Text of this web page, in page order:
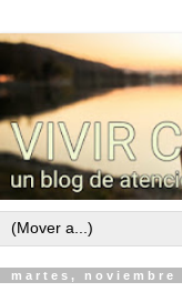
martes, noviembre